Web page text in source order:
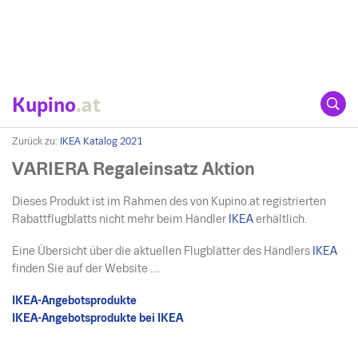
Kupino.at
Zurück zu: IKEA Katalog 2021
VARIERA Regaleinsatz Aktion
Dieses Produkt ist im Rahmen des von Kupino.at registrierten
Rabattflugblatts nicht mehr beim Händler IKEAerhältlich.
Eine Übersicht über die aktuellen Flugblätter des Händlers IKEA
finden Sie auf der Website ....
IKEA-Angebotsprodukte
IKEA-Angebotsprodukte bei IKEA